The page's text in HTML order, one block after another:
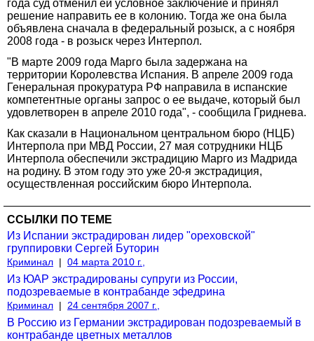
года суд отменил ей условное заключение и принял
решение направить ее в колонию. Тогда же она была
объявлена сначала в федеральный розыск, а с ноября
2008 года - в розыск через Интерпол.
"В марте 2009 года Марго была задержана на
территории Королевства Испания. В апреле 2009 года
Генеральная прокуратура РФ направила в испанские
компетентные органы запрос о ее выдаче, который был
удовлетворен в апреле 2010 года", - сообщила Гриднева.
Как сказали в Национальном центральном бюро (НЦБ)
Интерпола при МВД России, 27 мая сотрудники НЦБ
Интерпола обеспечили экстрадицию Марго из Мадрида
на родину. В этом году это уже 20-я экстрадиция,
осуществленная российским бюро Интерпола.
ССЫЛКИ ПО ТЕМЕ
Из Испании экстрадирован лидер "ореховской"
группировки Сергей Буторин
Криминал | 04 марта 2010 г.,
Из ЮАР экстрадированы супруги из России,
подозреваемые в контрабанде эфедрина
Криминал | 24 сентября 2007 г.,
В Россию из Германии экстрадирован подозреваемый в
контрабанде цветных металлов